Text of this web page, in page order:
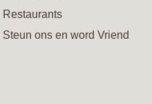
Restaurants
Steun ons en word Vriend